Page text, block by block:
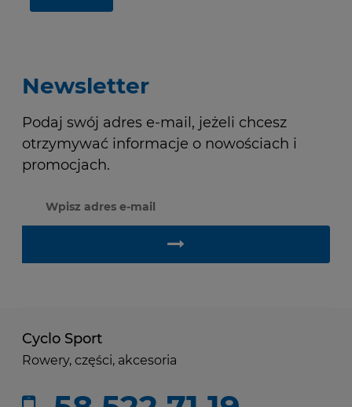
Newsletter
Podaj swój adres e-mail, jeżeli chcesz
otrzymywać informacje o nowościach i
promocjach.
Cyclo Sport
Rowery, części, akcesoria